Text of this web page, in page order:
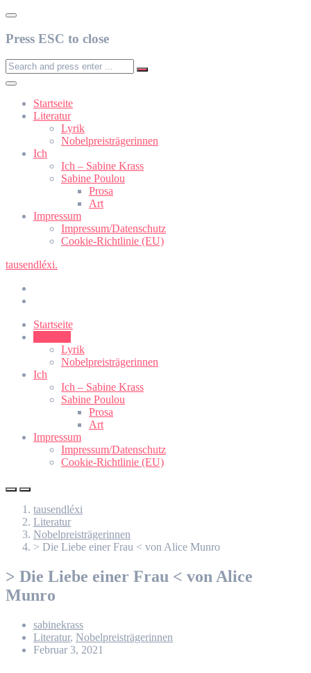
Press ESC to close
Startseite
Literatur
Lyrik
Nobelpreisträgerinnen
Ich
Ich – Sabine Krass
Sabine Poulou
Prosa
Art
Impressum
Impressum/Datenschutz
Cookie-Richtlinie (EU)
tausendléxi.
Startseite
Lyrik
Nobelpreisträgerinnen
Ich
Ich – Sabine Krass
Sabine Poulou
Prosa
Art
Impressum
Impressum/Datenschutz
Cookie-Richtlinie (EU)
tausendléxi
Literatur
Nobelpreisträgerinnen
> Die Liebe einer Frau < von Alice Munro
> Die Liebe einer Frau < von Alice
Munro
sabinekrass
Literatur, Nobelpreisträgerinnen
Februar 3, 2021